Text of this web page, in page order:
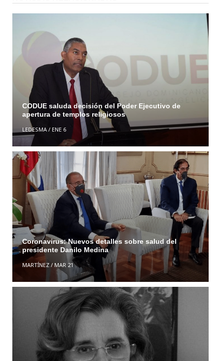
CODUE saluda decisión del Poder Ejecutivo de
apertura de templos religiosos
LEDESMA/ ENE 6
Coronavirus: Nuevos detalles sobre salud del
presidente Danilo Medina
MARTÍNEZ/ MAR 21